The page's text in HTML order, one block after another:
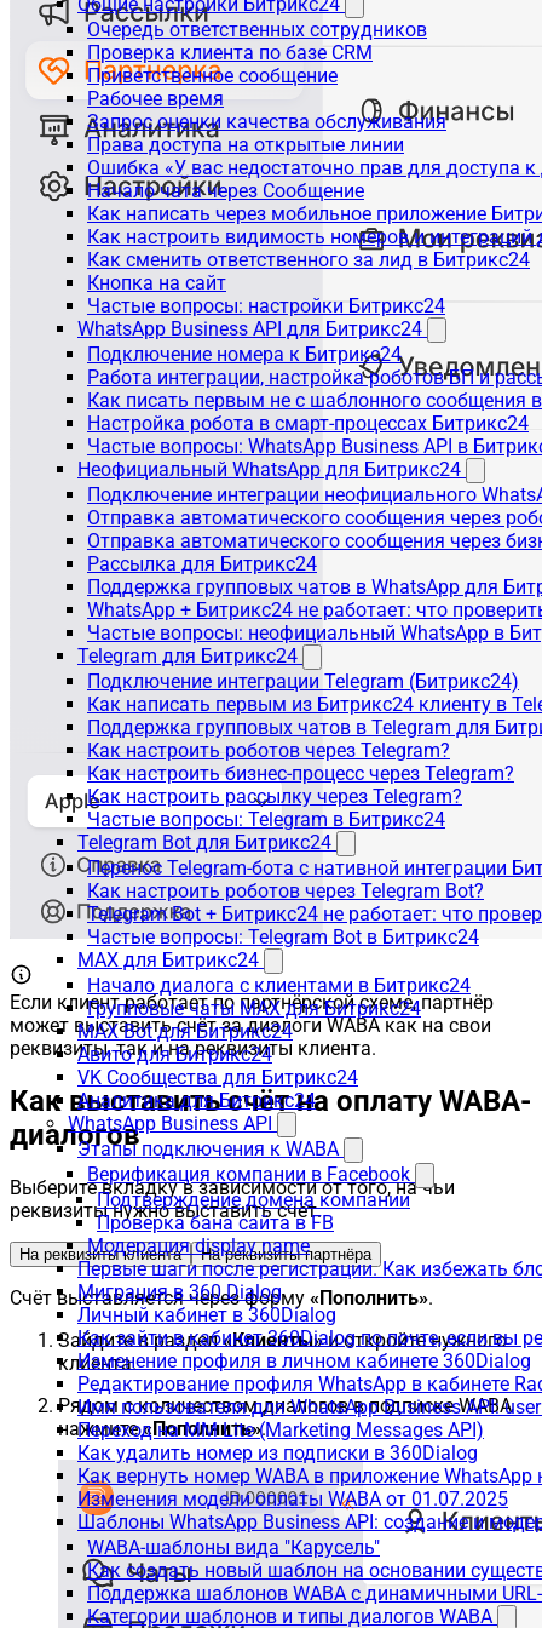
Очередь ответственных сотрудников
Проверка клиента по базе CRM
Приветственное сообщение
Рабочее время
Запрос оценки качества обслуживания
Права доступа на открытые линии
Ошибка «У вас недостаточно прав для доступа
Начало чата через Сообщение
Как написать через мобильное приложение
Как настроить видимость номеров и
Как сменить ответственного за лид в Битрикс24
Кнопка на сайт
Частые вопросы: настройки Битрикс24
WhatsApp Business API для Битрикс24
Подключение номера к Битрикс24
Работа интеграции, настройка роботов БП и
Как писать первым не с шаблонного сообщения
Настройка робота в смарт-процессах Битрикс24
Частые вопросы: WhatsApp Business API в
Неофициальный WhatsApp для Битрикс24
Подключение интеграции неофициального
Отправка автоматического сообщения через
Отправка автоматического сообщения через
Рассылка для Битрикс24
Поддержка групповых чатов в WhatsApp для
WhatsApp + Битрикс24 не работает: что
Частые вопросы: неофициальный WhatsApp в
Telegram для Битрикс24
Подключение интеграции Telegram (Битрикс24)
Как написать первым из Битрикс24 клиенту в
Поддержка групповых чатов в Telegram для
Как настроить роботов через Telegram?
Как настроить бизнес-процесс через Telegram?
Как настроить рассылку через Telegram?
Частые вопросы: Telegram в Битрикс24
Telegram Bot для Битрикс24
Перенос Telegram-бота с нативной интеграции
Как настроить роботов через Telegram Bot?
Telegram Bot + Битрикс24 не работает: что
Частые вопросы: Telegram Bot в Битрикс24
MAX для Битрикс24
Начало диалога с клиентами в Битрикс24
Групповые чаты MAX для Битрикс24
MAX Bot для Битрикс24
Авито для Битрикс24
VK Сообщества для Битрикс24
Аналитика для Битрикс24
WhatsApp Business API
Этапы подключения к WABA
Верификация компании в Facebook
Подтверждение домена компании
Проверка бана сайта в FB
Модерация display name
Первые шаги после регистрации. Как избежать
Миграция в 360 Dialog
Личный кабинет в 360Dialog
Как зайти в кабинет 360Dialog по почте, если вы
Изменение профиля в личном кабинете 360Dialog
Редактирование профиля WhatsApp в кабинете
Имя пользователя для WhatsApp Business API:
Переход на MM Lite (Marketing Messages API)
Как удалить номер из подписки в 360Dialog
Как вернуть номер WABA в приложение WhatsApp
Изменения модели оплаты WABA от 01.07.2025
Шаблоны WhatsApp Business API: создание и
WABA-шаблоны вида "Карусель"
Как создать новый шаблон на основании
Поддержка шаблонов WABA с динамичными
Категории шаблонов и типы диалогов WABA
Если клиент работает по партнёрской схеме, партнёр
может выставить счёт за диалоги WABA как на свои
реквизиты, так и на реквизиты клиента.
Как выставить счёт на оплату WABA-
диалогов
Выберите вкладку в зависимости от того, на чьи
реквизиты нужно выставить счёт.
На реквизиты клиента На реквизиты партнёра
Счёт выставляется через форму «Пополнить».
Зайдите в раздел«Клиенты»и откройте нужного
клиента.
Рядом с количеством диалогов в подписке WABA
нажмите«Пополнить».